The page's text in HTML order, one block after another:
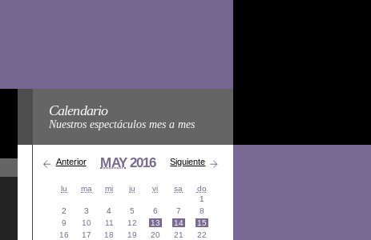
Calendario
Nuestros espectáculos mes a mes
Anterior MAY2016 Siguiente
lu ma mi ju vi sa
do
1
2
3 4 5 6 7
8
9
10 11 12 13 14
15
16
17 18 19 20 21
22